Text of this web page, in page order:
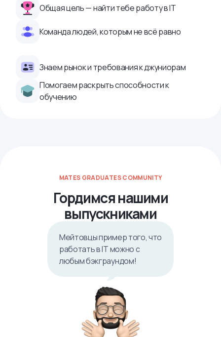
Общая цель — найти тебе работу в IТ
Команда людей, которым не всё равно
Знаем рынок и требования к джуниорам
Помогаем раскрыть способности к
обучению
MATES GRADUATES COMMUNITY
Гордимся нашими
выпускниками
Мейтовцы пример того, что
работать в IТ можно с
любым бэкграундом!